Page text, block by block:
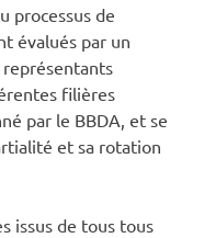
processus de
évalués par un
filières
par le BBDA, et se
et sa rotation
issus de tous tous